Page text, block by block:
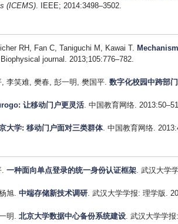
(ICEMS) . IEEE; 2014:3498–3502.
RH, Fan C, Taniguchi M, Kawai T.
. Biophysical journal. 2013;105:776–782.
李笑难, 樊春, 彭一明, 樊国平 数字化校园中跨部
让移动门户更灵活. 中国教育网络.
大学: 移动门户面对三类群体. 中国教育网络.
一种面向单点登录的统一身份认证框架 . 武汉大学
旭 中端存储新技术调研 . 武汉大学学报: 理学版.
明 北京大学数据中心备份系统建设 . 武汉大学学